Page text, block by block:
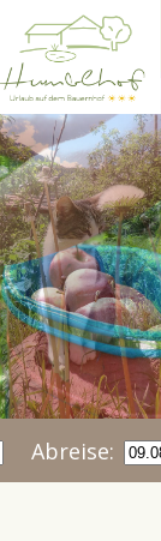
Abreise: